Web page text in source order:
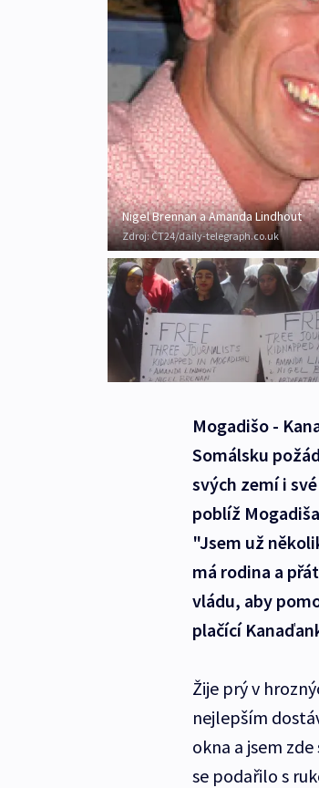
Nigel Brennan a Amanda Lindhout
Zdroj:ČT24/daily-telegraph.co.uk
Mogadišo -
Somálsku
svých zemí i
poblíž
"Jsem už
má rodina a
vládu, aby
plačící
Žije prý v
nejlepším
okna a jsem
se podařilo s